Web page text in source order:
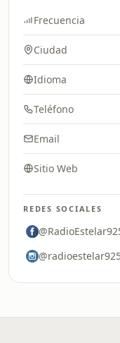
Frecuencia
Ciudad
Idioma
Teléfono
Email
Sitio Web
REDES SOCIALES